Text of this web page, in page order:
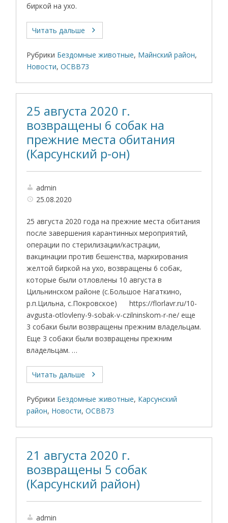
биркой на ухо.
Читать дальше
Рубрики Бездомные животные, Майнский район,
Новости,ОСВВ73
25 августа 2020 г.
возвращены 6 собак на
прежние места обитания
(Карсунский р-он)
admin
25.08.2020
25 августа 2020 года на прежние места обитания
после завершения карантинных мероприятий,
операции по стерилизации/кастрации,
вакцинации против бешенства, маркирования
желтой биркой на ухо, возвращены 6 собак,
которые были отловлены 10 августа в
Цильнинском районе (с.Большое Нагаткино,
р.п.Цильна, с.Покровское) https://florlavr.ru/10-
avgusta-otlovleny-9-sobak-v-czilninskom-r-ne/ еще
3 собаки были возвращены прежним владельцам.
Еще 3 собаки были возвращены прежним
владельцам. …
Читать дальше
Рубрики Бездомные животные, Карсунский
район, Новости,ОСВВ73
21 августа 2020 г.
возвращены 5 собак
(Карсунский район)
admin